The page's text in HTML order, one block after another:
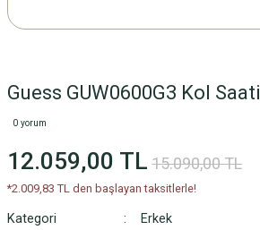
Guess GUW0600G3 Kol Saati
0 yorum
12.059,00 TL 15.090,00 TL
*2.009,83 TL den başlayan taksitlerle!
Kategori
Erkek